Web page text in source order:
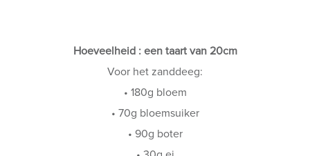
Hoeveelheid : een taart van 20cm
Voor het zanddeeg:
• 180g bloem
• 70g bloemsuiker
• 90g boter